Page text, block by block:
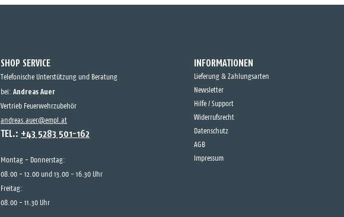
SHOP SERVICE
Telefonische Unterstützung und Beratung
bei: Andreas Auer
Vertrieb Feuerwehrzubehör
andreas.auer@empl.at
TEL.: +43 5283 501-162
Montag - Donnerstag:
08.00 - 12.00 und 13.00 - 16.30 Uhr
Freitag:
08.00 - 11.30 Uhr
INFORMATIONEN
Lieferung & Zahlungsarten
Newsletter
Hilfe / Support
Widerrufsrecht
Datenschutz
AGB
Impressum